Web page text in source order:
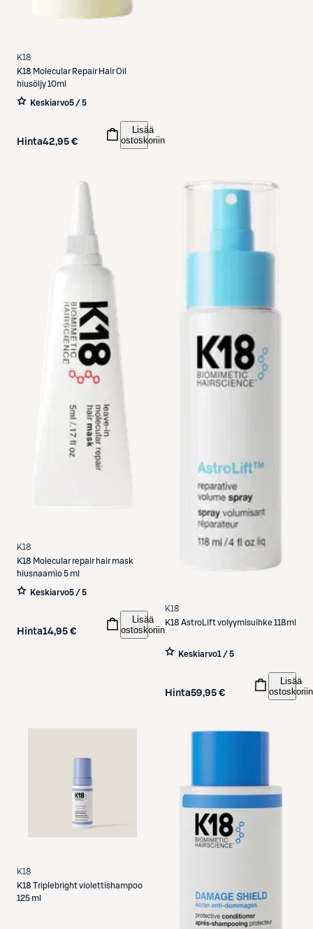
K18
K18 Molecular Repair Hair Oil
hiusöljy 10ml
Keskiarvo5 / 5
Hinta42,95 €
Lisää
ostoskoriin
K18
K18 Molecular repair hair mask
hiusnaamio 5 ml
Keskiarvo5 / 5
Hinta14,95 €
Lisää
ostoskoriin
K18
K18 AstroLift volyymisuihke 118ml
Keskiarvo1 / 5
Hinta59,95 €
Lisää
ostoskoriin
K18
K18 Triplebright violettishampoo
125 ml